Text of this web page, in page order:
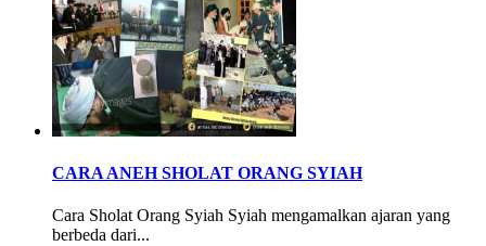
CARA ANEH SHOLAT ORANG SYIAH
Cara Sholat Orang Syiah Syiah mengamalkan ajaran yang
berbeda dari...